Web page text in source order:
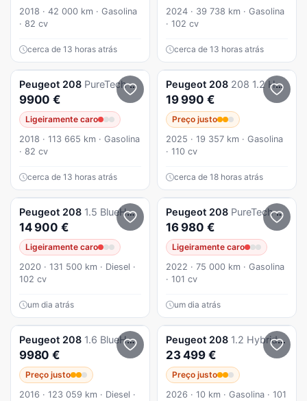
2018 · 42 000 km · Gasolina
· 82 cv
cerca de 13 horas atrás
2024 · 39 738 km · Gasolina
· 102 cv
cerca de 13 horas atrás
Peugeot 208 PureTech 82 Stop & Start Signature
9900 €
Ligeiramente caro
2018 · 113 665 km · Gasolina
· 82 cv
cerca de 13 horas atrás
Peugeot 208 208 1.2 Hybrid Allure e-DCS6
19 990 €
Preço justo
2025 · 19 357 km · Gasolina
· 110 cv
cerca de 18 horas atrás
Peugeot 208 1.5 BlueHDi Allure
14 900 €
Ligeiramente caro
2020 · 131 500 km · Diesel ·
102 cv
um dia atrás
Peugeot 208 PureTech 100 EAT8 GT Pack
16 980 €
Ligeiramente caro
2022 · 75 000 km · Gasolina
· 101 cv
um dia atrás
Peugeot 208 1.6 BlueHDi Allure
9980 €
Preço justo
2016 · 123 059 km · Diesel ·
Peugeot 208 1.2 Hybrid Allure e-DCS6
23 499 €
Preço justo
2026 · 10 km · Gasolina · 101